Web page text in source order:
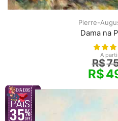
Pierre-
Dama na
A
R$
R$